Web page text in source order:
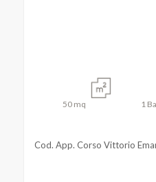
50 mq 1
Cod. App. Corso Vittorio